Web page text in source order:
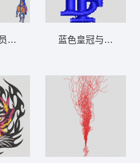
图案设计 男装蓝色皇冠与字母徽